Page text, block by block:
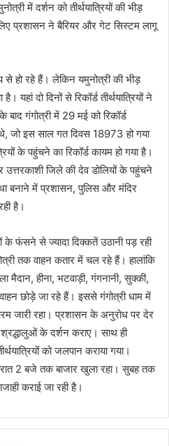
में दर्शन को तीर्थयात्रियों की भीड़
प्रशासन ने बैरियर और गेट सिस्टम लागू
हो रहे हैं। लेकिन यमुनोत्री की भीड़
यहां दो दिनों से रिकॉर्ड तीर्थयात्रियों ने
गंगोत्री में 29 मई को रिकॉर्ड
जो इस साल गत दिवस 18973 हो गया
के पहुंचने का रिकॉर्ड कायम हो गया है।
जिले की देव डोलियों के पहुंचने
बनाने में प्रशासन, पुलिस और मंदिर
है।
के फंसने से ज्यादा दिक्कतें उठानी पड़ रही
तक वाहन कतार में चल रहे हैं। हालांकि
मैदान, हीना, भटवाड़ी, गंगनानी, सुक्की,
छोड़े जा रहे हैं। इससे गंगोत्री धाम में
जारी रहा। प्रशासन के अनुरोध पर देर
के दर्शन कराए। साथ ही
को जलपान कराया गया।
रात 2 बजे तक बाजार खुला रहा। सुबह तक
कराई जा रही है।